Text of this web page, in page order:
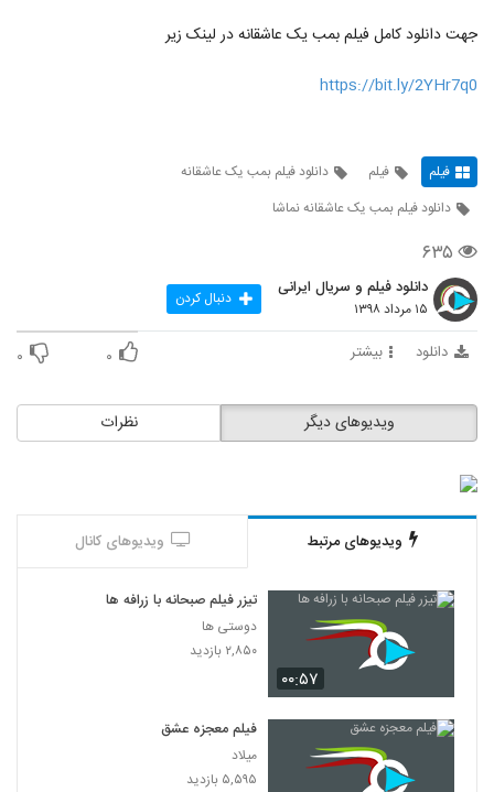
جهت دانلود کامل فیلم بمب یک عاشقانه در لینک زیر
https://bit.ly/2YHr7q0
فیلم فیلم
دانلود فیلم بمب یک عاشقانه
دانلود فیلم بمب یک عاشقانه نماشا
۶۳۵
دانلود فیلم و سریال ایرانی
۱۵ مرداد ۱۳۹۸ دنبال کردن
دانلود بیشتر ۰ ۰
نظرات ویدیوهای دیگر
ویدیوهای مرتبط ویدیوهای کانال
۰۰:۵۷
تیزر فیلم صبحانه با زرافه ها
دوستی ها
۲,۸۵۰ بازدید
فیلم معجزه عشق
میلاد
۵,۵۹۵ بازدید